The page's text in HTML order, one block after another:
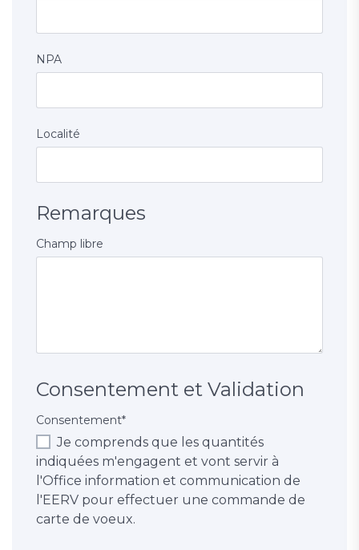
NPA
Localité
Remarques
Champ libre
Consentement et Validation
Consentement*
Je comprends que les quantités
indiquées m'engagent et vont servir à
l'Office information et communication de
l'EERV pour effectuer une commande de
carte de voeux.